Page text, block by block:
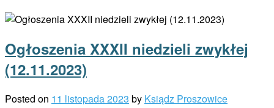
Ogłoszenia XXXII niedzieli zwykłej
(12.11.2023)
Posted on 11 listopada 2023 by Ksiądz Proszowice